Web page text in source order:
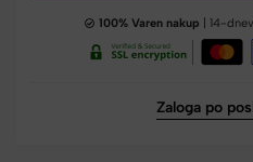
100% Varen nakup | 14-
Zaloga po